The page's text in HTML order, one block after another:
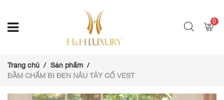
0
Trang chủ
Sản phẩm
ĐẦM CHẤM BI ĐEN NÂU TÂY CỔ VEST